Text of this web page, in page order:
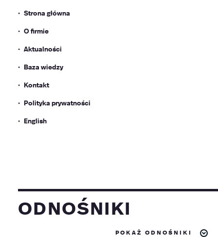
Strona główna
O firmie
Aktualności
Baza wiedzy
Kontakt
Polityka prywatności
English
odnośniki
pokaż odnośniki